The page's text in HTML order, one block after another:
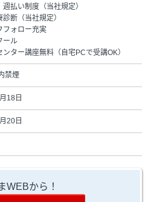
週払い制度（当社規定）
診断（当社規定）
フォロー充実
ール
ンター講座無料（自宅PCで受講OK）
禁煙
18日
20日
WEBから！